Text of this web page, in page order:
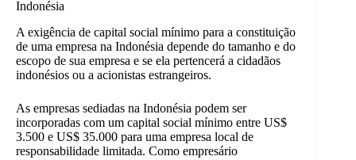
Indonésia
A exigência de capital social mínimo para a constituição
de uma empresa na Indonésia depende do tamanho e do
escopo de sua empresa e se ela pertencerá a cidadãos
indonésios ou a acionistas estrangeiros.
As empresas sediadas na Indonésia podem ser
incorporadas com um capital social mínimo entre US$
3.500 e US$ 35.000 para uma empresa local de
responsabilidade limitada. Como empresário